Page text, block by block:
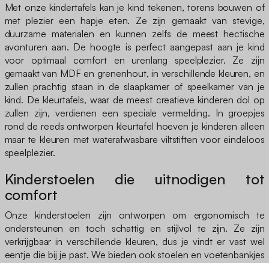
Met onze kindertafels kan je kind tekenen, torens bouwen of
met plezier een hapje eten. Ze zijn gemaakt van stevige,
duurzame materialen en kunnen zelfs de meest hectische
avonturen aan. De hoogte is perfect aangepast aan je kind
voor optimaal comfort en urenlang speelplezier. Ze zijn
gemaakt van MDF en grenenhout, in verschillende kleuren, en
zullen prachtig staan in de slaapkamer of speelkamer van je
kind. De kleurtafels, waar de meest creatieve kinderen dol op
zullen zijn, verdienen een speciale vermelding. In groepjes
rond de reeds ontworpen kleurtafel hoeven je kinderen alleen
maar te kleuren met waterafwasbare viltstiften voor eindeloos
speelplezier.
Kinderstoelen die uitnodigen tot
comfort
Onze kinderstoelen zijn ontworpen om ergonomisch te
ondersteunen en toch schattig en stijlvol te zijn. Ze zijn
verkrijgbaar in verschillende kleuren, dus je vindt er vast wel
eentje die bij je past. We bieden ook stoelen en voetenbankjes